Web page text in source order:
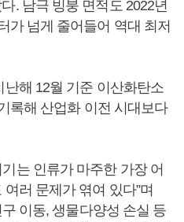
. 남극 빙붕 면적도 2022년
가 넘게 줄어들어 역대 최저
해 12월 기준 이산화탄소
록해 산업화 이전 시대보다
는 인류가 마주한 가장 어
러 문제가 엮여 있다”며
이동, 생물다양성 손실 등